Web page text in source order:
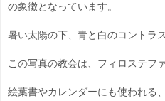
の象徴となっています。
暑い太陽の下、青と白のコントラ
この写真の教会は、フィロステフ
絵葉書やカレンダーにも使われる